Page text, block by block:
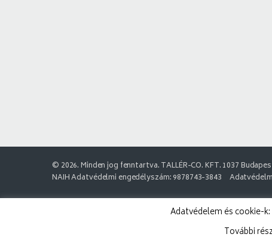
© 2026. Minden jog fenntartva. TALLÉR-CO. KFT. 1037
NAIH Adatvédelmi engedélyszám: 9878743-3843
Adatvédelem és cookie-
További